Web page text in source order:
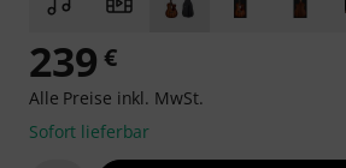
239 €
Alle Preise inkl. MwSt.
Sofort lieferbar